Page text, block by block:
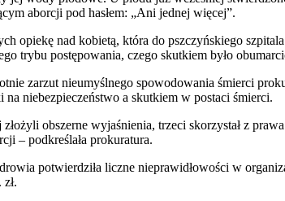
aborcji pod hasłem: „Ani jednej więcej”.
opiekę nad kobietą, która do pszczyńskiego
trybu postępowania, czego skutkiem było
zarzut nieumyślnego spowodowania śmierci
niebezpieczeństwo a skutkiem w postaci śmierci.
obszerne wyjaśnienia, trzeci skorzystał z
– podkreślała prokuratura.
potwierdziła liczne nieprawidłowości w